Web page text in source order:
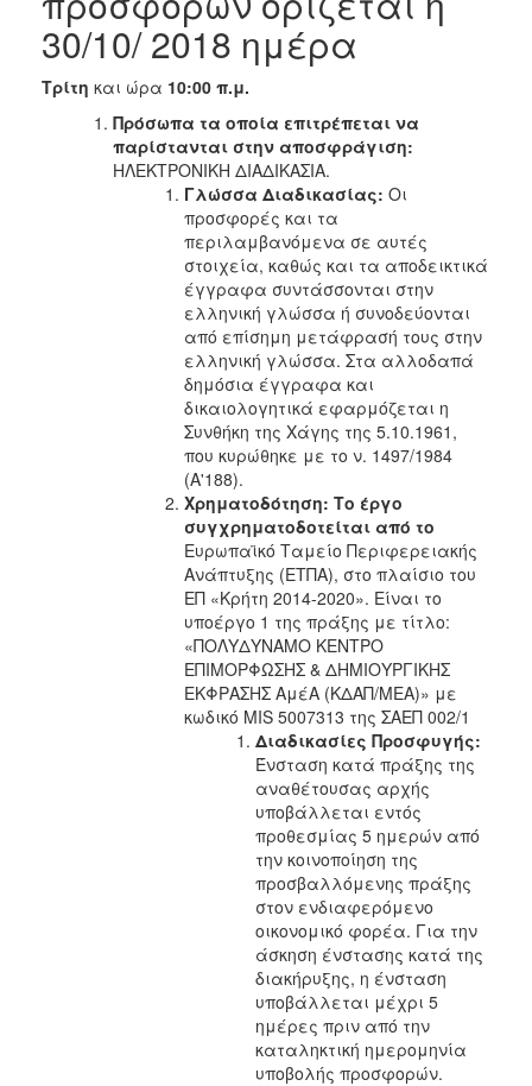
30/10/ 2018 ημέρα
Τρίτη και ώρα 10:00 π.μ.
Πρόσωπα τα οποία επιτρέπεται να
παρίστανται στην αποσφράγιση:
ΗΛΕΚΤΡΟΝΙΚΗ ΔΙΑΔΙΚΑΣΙΑ.
Γλώσσα Διαδικασίας: Οι
προσφορές και τα
περιλαμβανόμενα σε αυτές
στοιχεία, καθώς και τα αποδεικτικά
έγγραφα συντάσσονται στην
ελληνική γλώσσα ή συνοδεύονται
από επίσημη μετάφρασή τους στην
ελληνική γλώσσα. Στα αλλοδαπά
δημόσια έγγραφα και
δικαιολογητικά εφαρμόζεται η
Συνθήκη της Χάγης της 5.10.1961,
που κυρώθηκε με το ν. 1497/1984
(Α'188).
Χρηματοδότηση: Το έργο
συγχρηματοδοτείται από το
Ευρωπαϊκό Ταμείο Περιφερειακής
Ανάπτυξης (ΕΤΠΑ), στο πλαίσιο του
ΕΠ «Κρήτη 2014-2020». Είναι το
υποέργο 1 της πράξης με τίτλο:
«ΠΟΛΥΔΥΝΑΜΟ ΚΕΝΤΡΟ
ΕΠΙΜΟΡΦΩΣΗΣ & ΔΗΜΙΟΥΡΓΙΚΗΣ
ΕΚΦΡΑΣΗΣ ΑμέΑ (ΚΔΑΠ/ΜΕΑ)» με
κωδικό MIS 5007313 της ΣΑΕΠ 002/1
Διαδικασίες Προσφυγής:
Ένσταση κατά πράξης της
αναθέτουσας αρχής
υποβάλλεται εντός
προθεσμίας 5 ημερών από
την κοινοποίηση της
προσβαλλόμενης πράξης
στον ενδιαφερόμενο
οικονομικό φορέα. Για την
άσκηση ένστασης κατά της
διακήρυξης, η ένσταση
υποβάλλεται μέχρι 5
ημέρες πριν από την
καταληκτική ημερομηνία
υποβολής προσφορών.